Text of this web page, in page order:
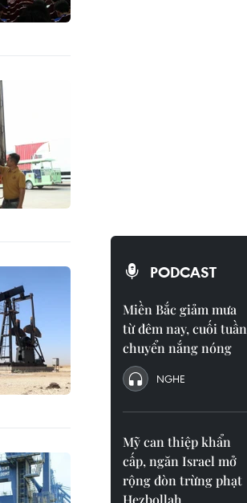
PODCAST
Miền Bắc giảm mưa
từ đêm nay, cuối tuần
chuyển nắng nóng
NGHE
Mỹ can thiệp khẩn
cấp, ngăn Israel mở
rộng đòn trừng phạt
Hezbollah